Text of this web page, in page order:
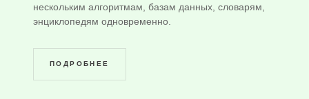
нескольким алгоритмам, базам данных, словарям,
энциклопедям одновременно.
ПОДРОБНЕЕ